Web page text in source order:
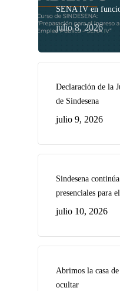
SENA IV en
julio 8, 2026
Declaración de la
de Sindesena
julio 9, 2026
Sindesena
presenciales para
julio 10, 2026
Abrimos la casa
ocultar